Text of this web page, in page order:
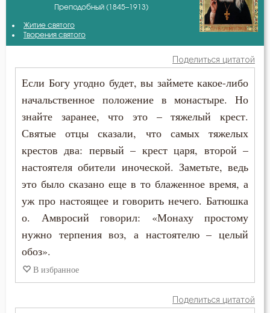
Атеизм
Беспечность
Благодарность
Благодать
Благословение
Ближний
Богатство
Богопознание
Авва Исайя (Скитский)
Амвросий Оптинский (Гренков)
Антоний Оптинский (Путилов)
Варсонофий Оптинский (Плиханков)
Григорий Богослов
Григорий Нисский
Григорий Синаит
Ефрем Сирин
Игнатий Брянчанинов
Иларион Оптинский (Пономарёв)
Преподобный (1845–1913)
Житие святого
Творения святого
Поделиться цитатой
Если Богу угодно будет, вы займете какое-либо
начальственное положение в монастыре. Но
знайте заранее, что это – тяжелый крест.
Святые отцы сказали, что самых тяжелых
крестов два: первый – крест царя, второй –
настоятеля обители иноческой. Заметьте, ведь
это было сказано еще в то блаженное время, а
уж про настоящее и говорить нечего. Батюшка
о. Амвросий говорил: «Монаху простому
нужно терпения воз, а настоятелю – целый
обоз».
В избранное
Поделиться цитатой